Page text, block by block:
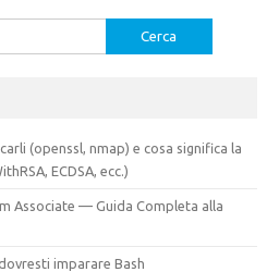
(openssl, nmap) e cosa significa la
ECDSA, ecc.)
Associate — Guida Completa alla
imparare Bash